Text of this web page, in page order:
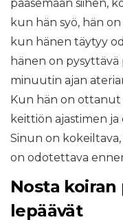
pääsemään siihen,
kun hän syö, hän
kun hänen täytyy
hänen on pysyttävä
minuutin ajan
Kun hän on ottanut
keittiön ajastimen
Sinun on
on odotettava
Nosta koiran
lepäävät